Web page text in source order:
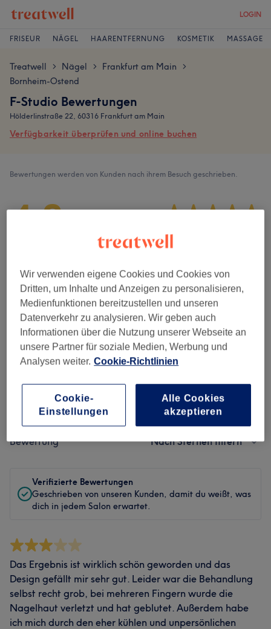
LOGIN
FRISEUR NÄGEL HAARENTFERNUNG KOSMETIK MASSAGE
Treatwell > Nägel > Frankfurt am Main >
Bornheim-Ostend
F-Studio Bewertungen
Hölderlinstraße 22, 60316 Frankfurt am Main
Verfügbarkeit überprüfen und online buchen
Bewertungen werden von Kunden nach ihrem Besuch geschrieben.
4,8
Sauberkeit
Service
Behandlung Alle Bewertungen
Bewertung Nach Sternen filtern
Verifizierte Bewertungen
Geschrieben von unseren Kunden, damit du weißt, was
dich in jedem Salon erwartet.
Das Ergebnis ist wirklich schön geworden und das
Design gefällt mir sehr gut. Leider war die Behandlung
selbst recht grob, bei mehreren Fingern wurde die
Nagelhaut verletzt und hat geblutet. Außerdem habe
ich mich durch den eher kühlen und unpersönlichen
Wir verwenden eigene Cookies und Cookies von
Dritten, um Inhalte und Anzeigen zu personalisieren,
Medienfunktionen bereitzustellen und unseren
Datenverkehr zu analysieren. Wir geben auch
Informationen über die Nutzung unserer Webseite an
unsere Partner für soziale Medien, Werbung und
Analysen weiter. Cookie-Richtlinien
Cookie-
Einstellungen
Alle Cookies
akzeptieren